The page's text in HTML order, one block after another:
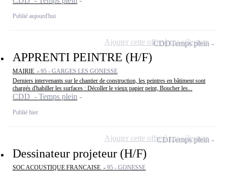
Publié aujourd'hui
APPRENTI PEINTRE (H/F)
MAIRIE - 95 - GARGES LES GONESSE
Derniers intervenants sur le chantier de construction, les peintres en bâtiment sont
chargés d'habiller les surfaces : Décoller le vieux papier peint, Boucher les...
CDD - Temps plein
Publié hier
CDDTemps plein
Ajouter cette offre à ma sélection
Dessinateur projeteur (H/F)
SOC ACOUSTIQUE FRANCAISE - 95 - GONESSE
CDITemps plein
Ajouter cette offre à ma sélection